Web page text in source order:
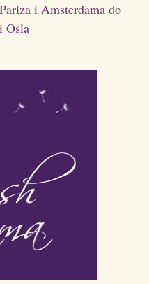
i Amsterdama do
Osla